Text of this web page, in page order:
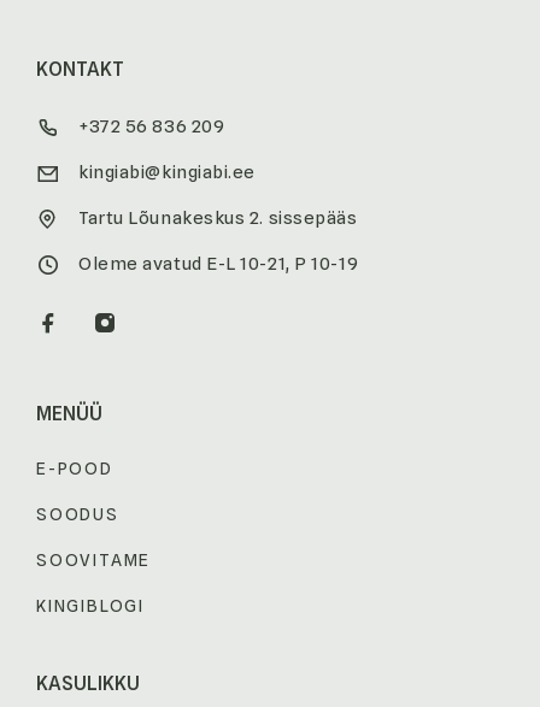
KONTAKT
+372 56 836 209
kingiabi@kingiabi.ee
Tartu Lõunakeskus 2. sissepääs
Oleme avatud E-L 10-21, P 10-19
MENÜÜ
E-POOD
SOODUS
SOOVITAME
KINGIBLOGI
KASULIKKU